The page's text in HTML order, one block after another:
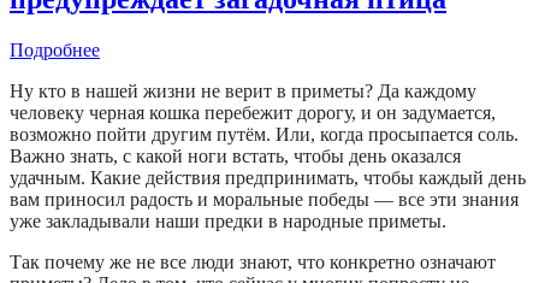
Подробнее
Ну кто в нашей жизни не верит в приметы? Да каждому
человеку черная кошка перебежит дорогу, и он задумается,
возможно пойти другим путём. Или, когда просыпается соль.
Важно знать, с какой ноги встать, чтобы день оказался
удачным. Какие действия предпринимать, чтобы каждый день
вам приносил радость и моральные победы — все эти знания
уже закладывали наши предки в народные приметы.
Так почему же не все люди знают, что конкретно означают